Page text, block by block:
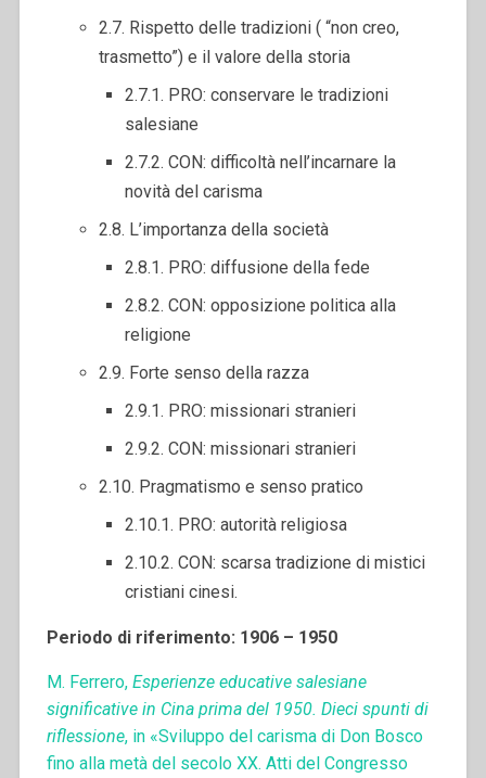
2.7. Rispetto delle tradizioni ( “non creo,
trasmetto”) e il valore della storia
2.7.1. PRO: conservare le tradizioni
salesiane
2.7.2. CON: difficoltà nell’incarnare la
novità del carisma
2.8. L’importanza della società
2.8.1. PRO: diffusione della fede
2.8.2. CON: opposizione politica alla
religione
2.9. Forte senso della razza
2.9.1. PRO: missionari stranieri
2.9.2. CON: missionari stranieri
2.10. Pragmatismo e senso pratico
2.10.1. PRO: autorità religiosa
2.10.2. CON: scarsa tradizione di mistici
cristiani cinesi.
Periodo di riferimento: 1906 – 1950
M. Ferrero, Esperienze educative salesiane
significative in Cina prima del 1950. Dieci spunti di
riflessione, in «Sviluppo del carisma di Don Bosco
fino alla metà del secolo XX. Atti del Congresso